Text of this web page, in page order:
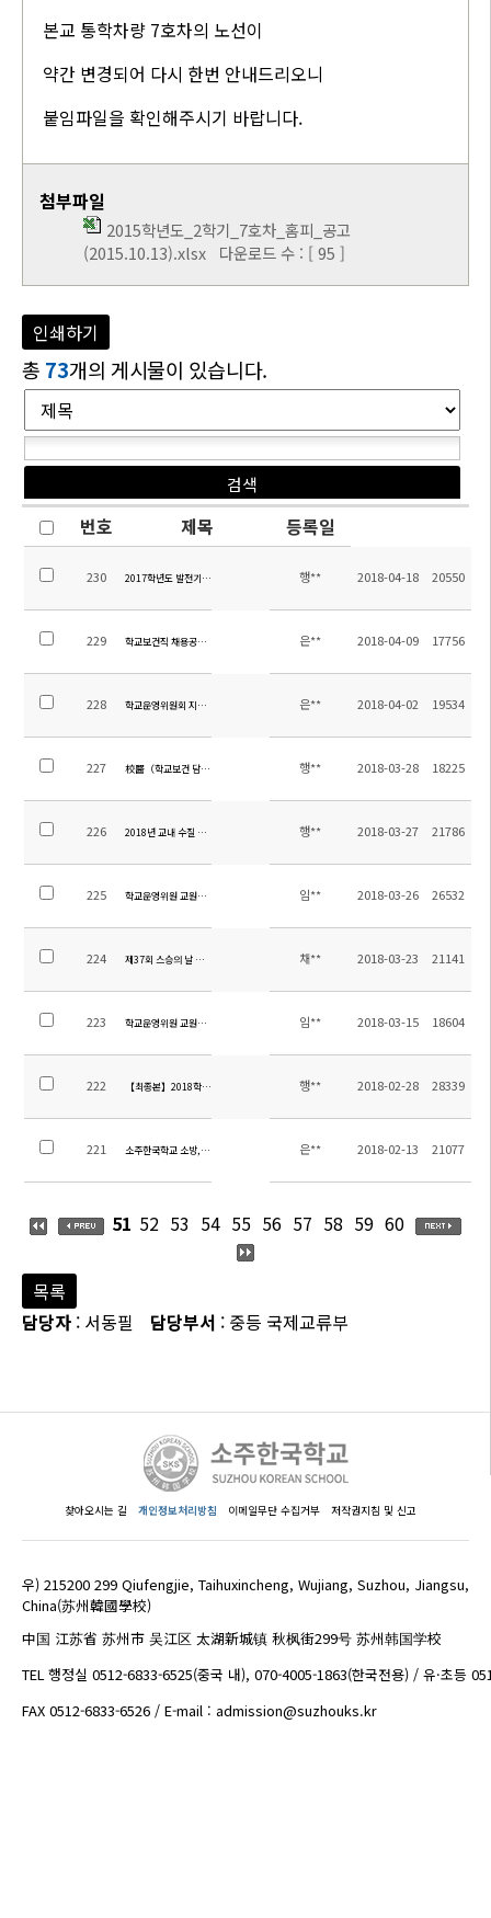
본교 통학차량 7호차의 노선이
약간 변경되어 다시 한번 안내드리오니
붙임파일을 확인해주시기 바랍니다.
첨부파일
2015학년도_2학기_7호차_홈피_공고
(2015.10.13).xlsx 다운로드 수 : [ 95 ]
인쇄하기
총 73개의 게시물이 있습니다.
번호 제목 등록일
230 2017학년도 발전기금 도서구입목록 안내 행** 2018-04-18 20550
229 학교보건직 채용공고 수정 은** 2018-04-09 17756
228 학교운영위원회 지역위원 당선공고 은** 2018-04-02 19534
227 校醫（학교보건 담당직) 채용 공고 행** 2018-03-28 18225
226 2018년 교내 수질 검사 보고서 행** 2018-03-27 21786
225 학교운영위원 교원위원 당선 공고 임** 2018-03-26 26532
224 제37회 스승의 날 유공 포상 계획 채** 2018-03-23 21141
223 학교운영위원 교원위원 선출공고 및 홍보 임** 2018-03-15 18604
222 【최종본】2018학년도 1학기 스쿨버스차량탑승자 명단
행** 2018-02-28 28339
221 소주한국학교 소방,보안,조경 관리 용역 입찰공고
은** 2018-02-13 21077
51 52 53 54 55 56 57 58 59 60
목록
담당자 : 서동필 담당부서 : 중등 국제교류부
찾아오시는 길 개인정보처리방침 이메일무단 수집거부 저작권지침 및 신고
우) 215200 299 Qiufengjie, Taihuxincheng, Wujiang, Suzhou, Jiangsu,
China(苏州韓國學校)
中国 江苏省 苏州市 吴江区 太湖新城镇 秋枫街299号 苏州韩国学校
TEL 행정실 0512-6833-6525(중국 내), 070-4005-1863(한국전용) / 유·초등
FAX 0512-6833-6526 / E-mail : admission@suzhouks.kr